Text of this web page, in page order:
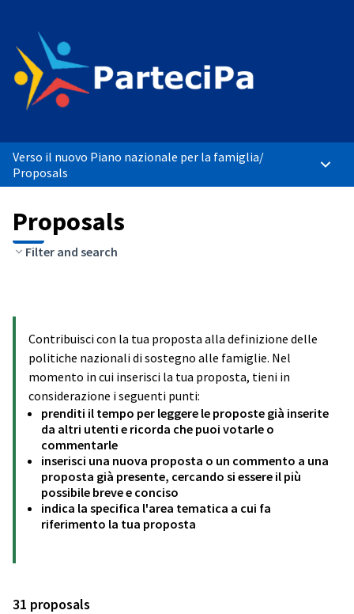
Verso il nuovo Piano nazionale per la famiglia/
Proposals
Main
Proposals
Filter and search
Contribuisci con la tua proposta alla definizione delle
politiche nazionali di sostegno alle famiglie. Nel
momento in cui inserisci la tua proposta, tieni in
considerazione i seguenti punti:
prenditi il tempo per leggere le proposte già inserite
da altri utenti e ricorda che puoi votarle o
commentarle
inserisci una nuova proposta o un commento a una
proposta già presente, cercando si essere il più
possibile breve e conciso
indica la specifica l'area tematica a cui fa
riferimento la tua proposta
31 proposals